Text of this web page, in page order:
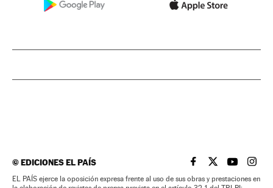
©EDICIONES EL PAÍS EL PAÍS BRASIL EN
EL PAÍSEL PAÍS
EL
EL PAÍS ejerce la oposición expresa frente al uso de sus obras y prestaciones en